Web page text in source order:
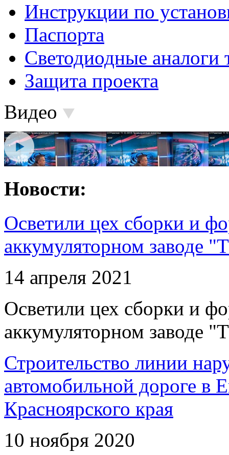
Инструкции по
Паспорта
Светодиодные аналоги
Защита проекта
Видео
Новости:
Осветили цех сборки и
аккумуляторном заводе
14 апреля 2021
Осветили цех сборки и
аккумуляторном заводе
Строительство линии
автомобильной дороге в
Красноярского края
10 ноября 2020